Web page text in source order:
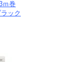
ｍ巻
ック